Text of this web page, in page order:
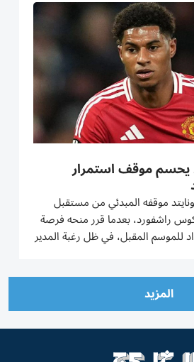
يحسم موقف استمرار
موقفه المبدئي من مستقبل
راشفورد، بعدما قرر منحه فرصة
للموسم المقبل، في ظل رغبة المدير
المزيد